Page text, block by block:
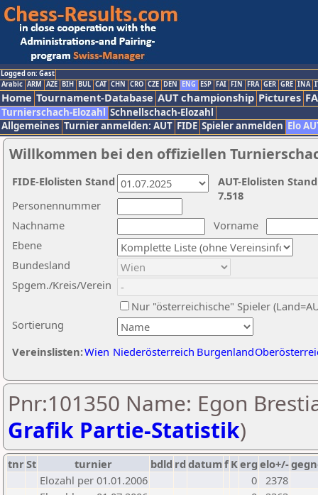
Logged on: Gast
Arabic ARM AZE BIH BUL CAT CHN CRO CZE DEN ENG ESP FAI FIN FRA GER GRE INA
Home Tournament-Database AUT championship Pictures
Turnierschach-Elozahl Schnellschach-Elozahl
Allgemeines Turnier anmelden: AUT FIDE Spieler anmelden Elo
Willkommen bei den offiziellen
Nachname
Vorname
Ebene
Sortierung
Personennummer
Bundesland
Spgem./Kreis/Verein
Nur "österreichische" Spieler
Vereinslisten:Wien Niederösterreich Burgenland
AUT-Elolisten
7.518
FIDE-Elolisten Stand
Pnr:101350 Name: Egon
Grafik Partie-Statistik)
tnrSt turnier bdld rd datumf Kerg elo+/-
Elozahl per 01.01.2006
0 2378